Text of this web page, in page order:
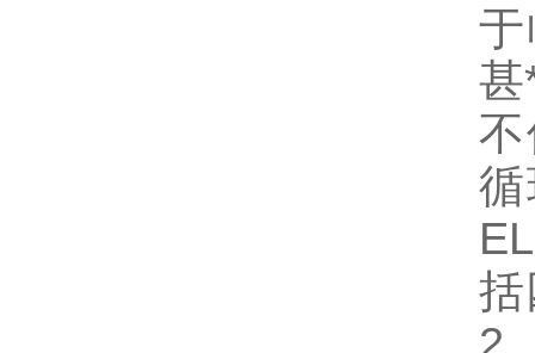
甚